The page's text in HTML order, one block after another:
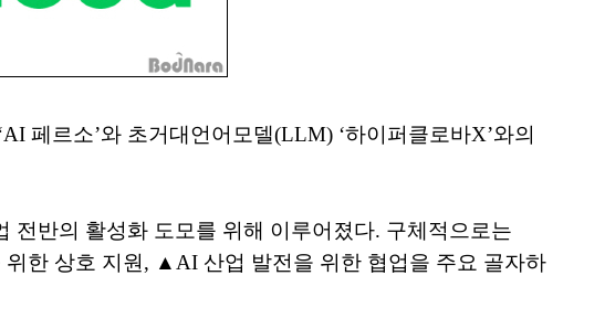
페르소’와 초거대언어모델(LLM) ‘하이퍼클로바X’와의
반의 활성화 도모를 위해 이루어졌다. 구체적으로는
한 상호 지원, ▲AI 산업 발전을 위한 협업을 주요 골자하